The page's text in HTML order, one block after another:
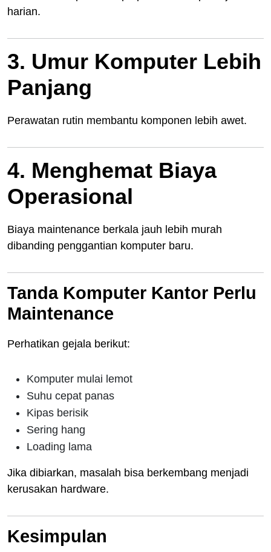
harian.
3. Umur Komputer Lebih
Panjang
Perawatan rutin membantu komponen lebih awet.
4. Menghemat Biaya
Operasional
Biaya maintenance berkala jauh lebih murah
dibanding penggantian komputer baru.
Tanda Komputer Kantor Perlu
Maintenance
Perhatikan gejala berikut:
Komputer mulai lemot
Suhu cepat panas
Kipas berisik
Sering hang
Loading lama
Jika dibiarkan, masalah bisa berkembang menjadi
kerusakan hardware.
Kesimpulan